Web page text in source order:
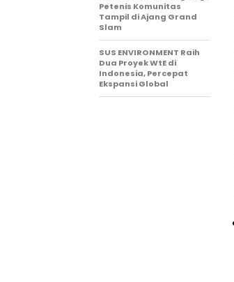
Petenis Komunitas
Tampil di Ajang Grand
Slam
SUS ENVIRONMENT Raih
Dua Proyek WtE di
Indonesia, Percepat
Ekspansi Global